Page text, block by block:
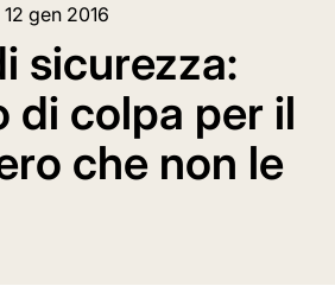
12 gen 2016
sicurezza:
di colpa per il
che non le